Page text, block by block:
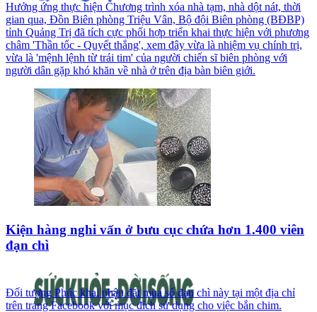
Hưởng ứng thực hiện Chương trình xóa nhà tạm, nhà dột nát, thời
gian qua, Đồn Biên phòng Triệu Vân, Bộ đội Biên phòng (BĐBP)
tỉnh Quảng Trị đã tích cực phối hợp triển khai thực hiện với phương
châm 'Thần tốc - Quyết thắng', xem đây vừa là nhiệm vụ chính trị,
vừa là 'mệnh lệnh từ trái tim' của người chiến sĩ biên phòng với
người dân gặp khó khăn về nhà ở trên địa bàn biên giới.
Kiện hàng nghi vấn ở bưu cục chứa hơn 1.400 viên
đạn chì
Đối tượng Phúc khai nhận đặt mua số đạn chì này tại một địa chỉ
trên trang Facebook với mục đích sử dụng cho việc bắn chim.